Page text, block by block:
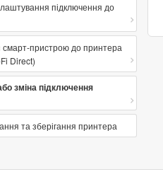
підключення до
смарт-пристрою до принтера
Direct)
зміна підключення
та зберігання принтера